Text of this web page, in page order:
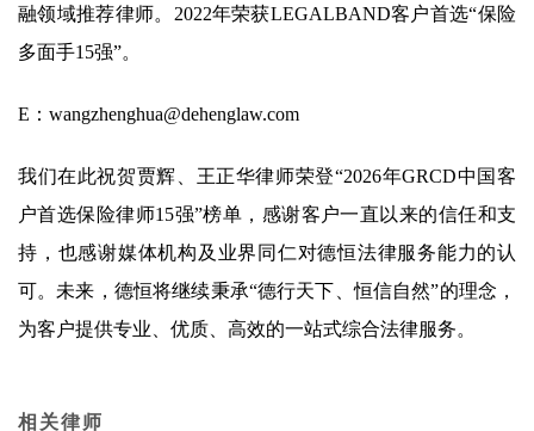
融领域推荐律师。2022年荣获LEGALBAND客户首选“保险
多面手15强”。
E：wangzhenghua@dehenglaw.com
我们在此祝贺贾辉、王正华律师荣登“2026年GRCD中国客
户首选保险律师15强”榜单，感谢客户一直以来的信任和支
持，也感谢媒体机构及业界同仁对德恒法律服务能力的认
可。未来，德恒将继续秉承“德行天下、恒信自然”的理念，
为客户提供专业、优质、高效的一站式综合法律服务。
相关律师